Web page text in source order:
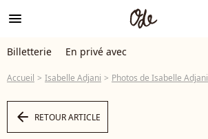
menu
Billetterie En privé avec
Accueil Isabelle Adjani Photos de Isabelle Adjani
arrow_left RETOUR ARTICLE